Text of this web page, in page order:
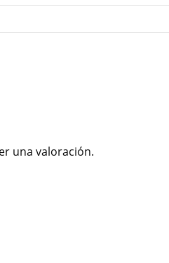
una valoración.